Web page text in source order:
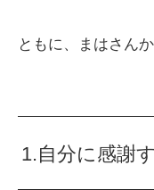
ともに、まはさん
1.自分に感謝